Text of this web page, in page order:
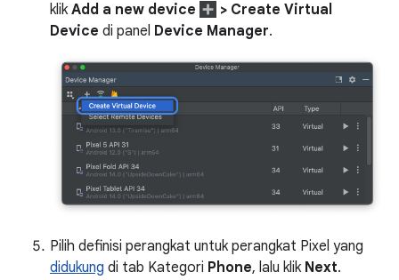
klik Add a new device
> Create Virtual
Device di panel Device Manager.
Pilih definisi perangkat untuk perangkat Pixel yang
didukung di tab Kategori Phone, lalu klik Next.